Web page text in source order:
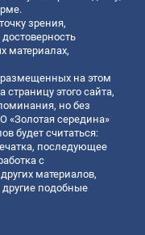
зрения,
материалах,
на этом
этого сайта,
но без
«Золотая середина»
будет считаться:
последующее
с
материалов,
другие подобные